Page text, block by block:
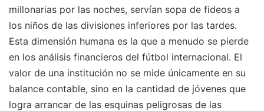
millonarias por las noches, servían sopa de fideos a
los niños de las divisiones inferiores por las tardes.
Esta dimensión humana es la que a menudo se pierde
en los análisis financieros del fútbol internacional. El
valor de una institución no se mide únicamente en su
balance contable, sino en la cantidad de jóvenes que
logra arrancar de las esquinas peligrosas de las